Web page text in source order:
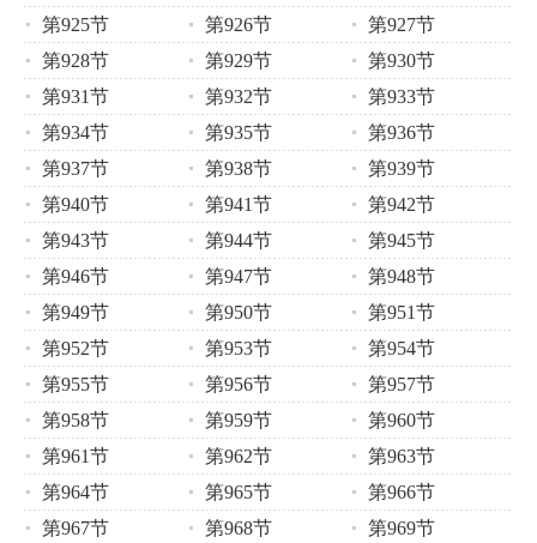
第925节
第926节
第927节
第928节
第929节
第930节
第931节
第932节
第933节
第934节
第935节
第936节
第937节
第938节
第939节
第940节
第941节
第942节
第943节
第944节
第945节
第946节
第947节
第948节
第949节
第950节
第951节
第952节
第953节
第954节
第955节
第956节
第957节
第958节
第959节
第960节
第961节
第962节
第963节
第964节
第965节
第966节
第967节
第968节
第969节